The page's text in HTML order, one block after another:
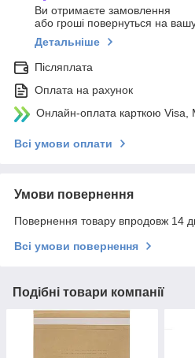
Ви отримаєте замовлення
або гроші повернуться на
Детальніше
Післяплата
Оплата на рахунок
Онлайн-оплата карткою Visa,
Всі умови оплати
Умови повернення
Повернення товару впродовж 14
Всі умови повернення
Подібні товари компанії